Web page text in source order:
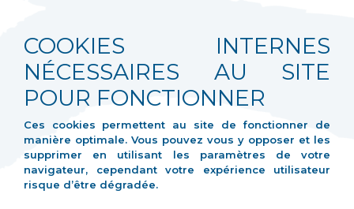
COOKIES INTERNES
NÉCESSAIRES AU SITE
POUR FONCTIONNER
Ces cookies permettent au site de fonctionner de
manière optimale. Vous pouvez vous y opposer et les
supprimer en utilisant les paramètres de votre
navigateur, cependant votre expérience utilisateur
risque d’être dégradée.